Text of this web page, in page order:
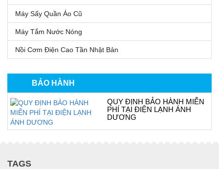
Máy Sấy Quần Áo Cũ
Máy Tắm Nước Nóng
Nồi Cơm Điện Cao Tần Nhật Bản
BẢO HÀNH
QUY ĐỊNH BẢO HÀNH MIỄN
PHÍ TẠI ĐIỆN LẠNH ÁNH
DƯƠNG
TAGS